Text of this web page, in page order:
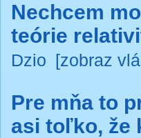
Nechcem
teórie
Dzio [zobraz
Pre mňa to
asi toľko, že